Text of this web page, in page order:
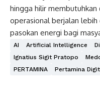
hingga hilir
operasional berjalan
pasokan energi bagi
AI Artificial Intelligence
Ignatius Sigit Pratopo
PERTAMINA
Pertamina